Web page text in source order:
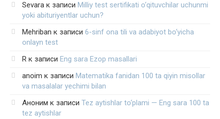
Sevara к записи Milliy test sertifikati o‘qituvchilar uchunmi
yoki abituriyentlar uchun?
Mehriban к записи 6-sinf ona tili va adabiyot bo‘yicha
onlayn test
R к записи Eng sara Ezop masallari
anoim к записи Matematika fanidan 100 ta qiyin misollar
va masalalar yechimi bilan
Аноним к записи Tez aytishlar to‘plami — Eng sara 100 ta
tez aytishlar